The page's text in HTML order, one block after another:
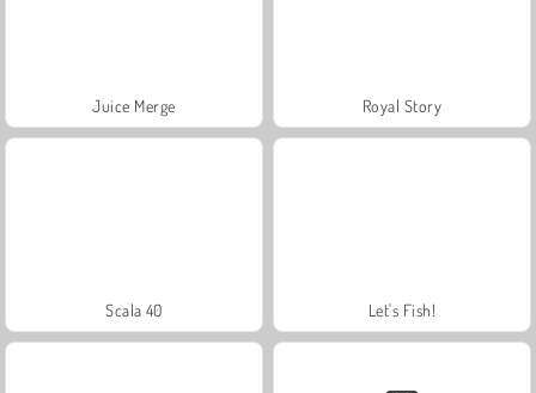
Juice Merge Royal Story
Scala 40 Let's Fish!